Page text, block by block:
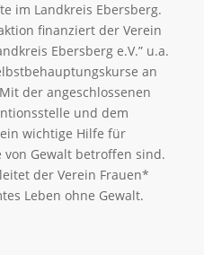
im Landkreis Ebersberg.
finanziert der Verein
Ebersberg e.V.” u.a.
an
der angeschlossenen
und dem
wichtige Hilfe für
Gewalt betroffen sind.
der Verein Frauen*
Leben ohne Gewalt.